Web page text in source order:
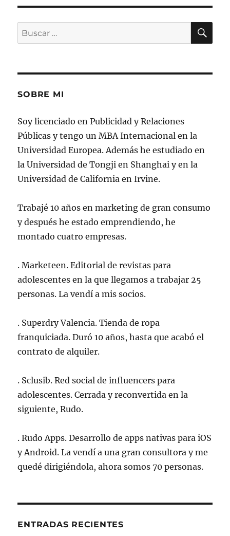
Buscar
por:
SOBRE MI
Soy licenciado en Publicidad y Relaciones
Públicas y tengo un MBA Internacional en la
Universidad Europea. Además he estudiado en
la Universidad de Tongji en Shanghai y en la
Universidad de California en Irvine.
Trabajé 10 años en marketing de gran consumo
y después he estado emprendiendo, he
montado cuatro empresas.
. Marketeen. Editorial de revistas para
adolescentes en la que llegamos a trabajar 25
personas. La vendí a mis socios.
. Superdry Valencia. Tienda de ropa
franquiciada. Duró 10 años, hasta que acabó el
contrato de alquiler.
. Sclusib. Red social de influencers para
adolescentes. Cerrada y reconvertida en la
siguiente, Rudo.
. Rudo Apps. Desarrollo de apps nativas para iOS
y Android. La vendí a una gran consultora y me
quedé dirigiéndola, ahora somos 70 personas.
ENTRADAS RECIENTES